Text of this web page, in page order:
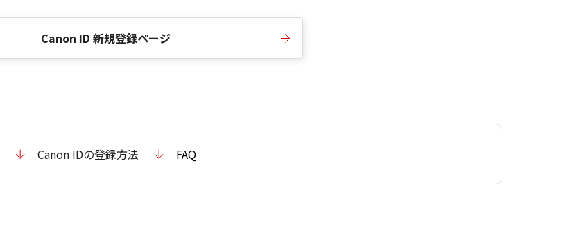
Canon ID 新規登録ページ
Canon IDの登録方法 FAQ